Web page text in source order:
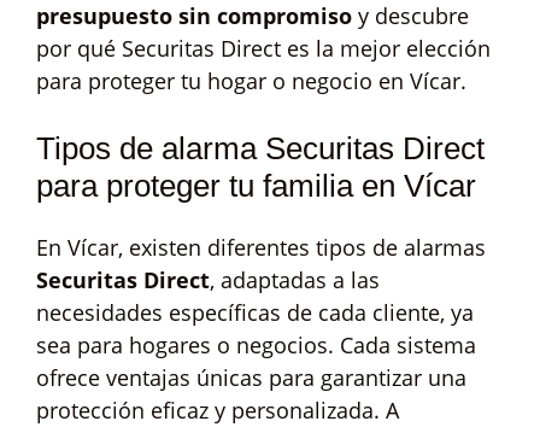
presupuesto sin compromiso y descubre
por qué Securitas Direct es la mejor elección
para proteger tu hogar o negocio en Vícar.
Tipos de alarma Securitas Direct
para proteger tu familia en Vícar
En Vícar, existen diferentes tipos de alarmas
Securitas Direct, adaptadas a las
necesidades específicas de cada cliente, ya
sea para hogares o negocios. Cada sistema
ofrece ventajas únicas para garantizar una
protección eficaz y personalizada. A